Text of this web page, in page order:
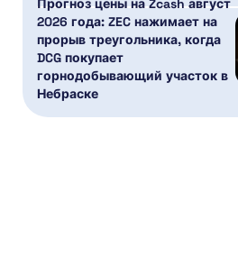
Прогноз цены на Zcash август
2026 года: ZEC нажимает на
прорыв треугольника, когда
DCG покупает
горнодобывающий участок в
Небраске